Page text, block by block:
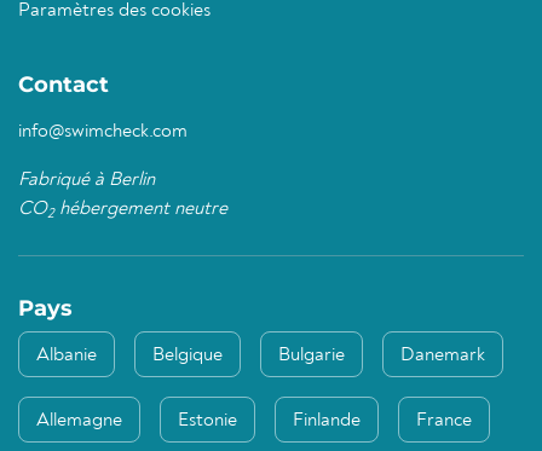
Paramètres des cookies
Contact
info@swimcheck.com
Fabriqué à Berlin
CO2hébergement neutre
Pays
Albanie Belgique Bulgarie Danemark
Allemagne Estonie Finlande France